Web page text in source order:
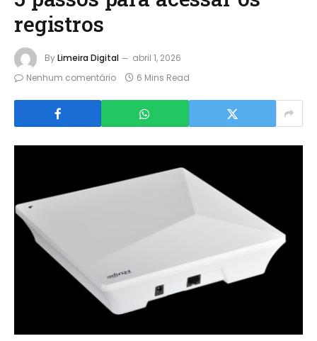
registros
ByLimeira Digital
abril 1, 2026
Nenhum comentário
6 Mins Read